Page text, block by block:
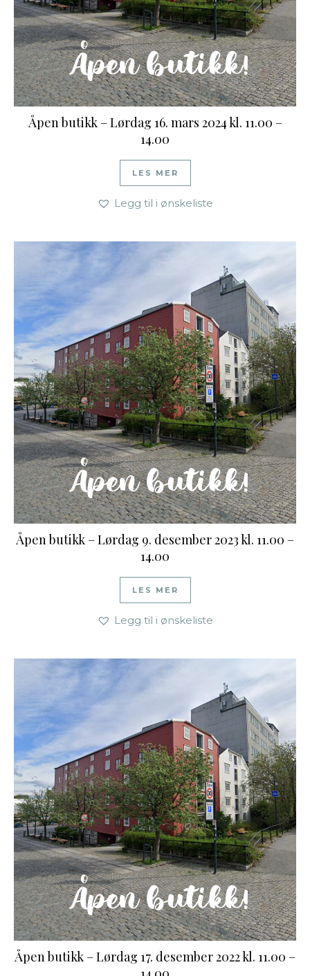
Åpen butikk – Lørdag 16. mars 2024 kl. 11.00 –
14.00
LES MER
Legg til i ønskeliste
Åpen butikk – Lørdag 9. desember 2023 kl. 11.00 –
14.00
LES MER
Legg til i ønskeliste
Åpen butikk – Lørdag 17. desember 2022 kl. 11.00 –